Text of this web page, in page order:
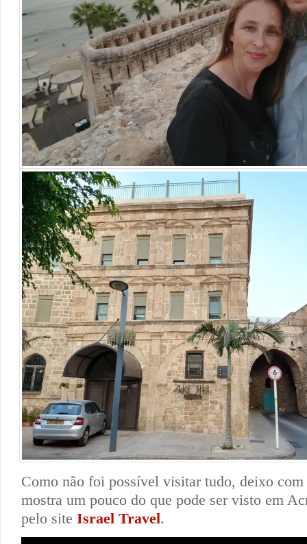
Como não foi possível visitar tudo, deixo
mostra um pouco do que pode ser visto em
pelo site Israel Travel.